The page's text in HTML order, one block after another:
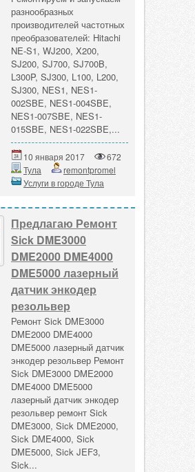
разнообразных
производителей частотных
преобразователей: Hitachi
NE-S1, WJ200, X200,
SJ200, SJ700, SJ700B,
L300P, SJ300, L100, L200,
SJ300, NES1, NES1-
002SBE, NES1-004SBE,
NES1-007SBE, NES1-
015SBE, NES1-022SBE,...
10 января 2017
672
Тула
remontpromel
Услуги в городе Тула
Предлагаю Ремонт
Sick DME3000
DME2000 DME4000
DME5000 лазерный
датчик энкодер
резольвер
Ремонт Sick DME3000
DME2000 DME4000
DME5000 лазерный датчик
энкодер резольвер Ремонт
Sick DME3000 DME2000
DME4000 DME5000
лазерный датчик энкодер
резольвер ремонт Sick
DME3000, Sick DME2000,
Sick DME4000, Sick
DME5000, Sick JEF3,
Sick...